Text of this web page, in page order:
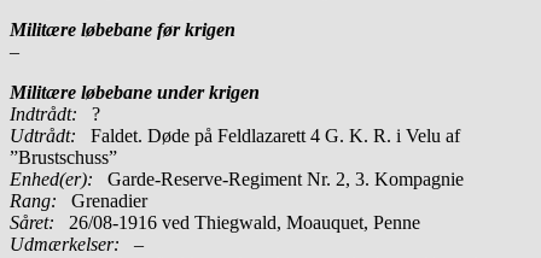
Militære løbebane før krigen
–
Militære løbebane under krigen
Indtrådt: ?
Udtrådt: Faldet. Døde på Feldlazarett 4 G. K. R. i Velu af
”Brustschuss”
Enhed(er):
Garde-Reserve-Regiment Nr. 2, 3. Kompagnie
Rang:
Grenadier
Såret: 26/08-1916 ved Thiegwald, Moauquet, Penne
Udmærkelser: –